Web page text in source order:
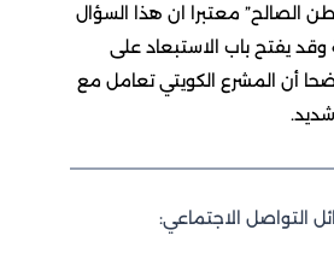
الصالح” معتبرا ان هذا السؤال
وقد يفتح باب الاستبعاد على
أن المشرع الكويتي تعامل مع
التواصل الاجتماعي: